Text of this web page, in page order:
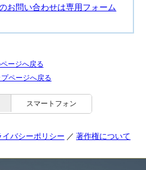
お問い合わせは専用フォーム
ージへ戻る
プページへ戻る
スマートフォン
イバシーポリシー 著作権について